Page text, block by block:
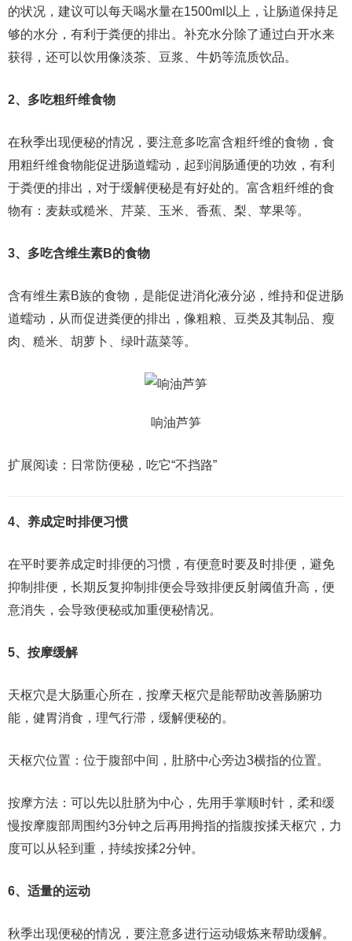
的状况，建议可以每天喝水量在1500ml以上，让肠道保持足
够的水分，有利于粪便的排出。补充水分除了通过白开水来
获得，还可以饮用像淡茶、豆浆、牛奶等流质饮品。
2、多吃粗纤维食物
在秋季出现便秘的情况，要注意多吃富含粗纤维的食物，食
用粗纤维食物能促进肠道蠕动，起到润肠通便的功效，有利
于粪便的排出，对于缓解便秘是有好处的。富含粗纤维的食
物有：麦麸或糙米、芹菜、玉米、香蕉、梨、苹果等。
3、多吃含维生素B的食物
含有维生素B族的食物，是能促进消化液分泌，维持和促进肠
道蠕动，从而促进粪便的排出，像粗粮、豆类及其制品、瘦
肉、糙米、胡萝卜、绿叶蔬菜等。
响油芦笋
扩展阅读：日常防便秘，吃它“不挡路”
4、养成定时排便习惯
在平时要养成定时排便的习惯，有便意时要及时排便，避免
抑制排便，长期反复抑制排便会导致排便反射阈值升高，便
意消失，会导致便秘或加重便秘情况。
5、按摩缓解
天枢穴是大肠重心所在，按摩天枢穴是能帮助改善肠腑功
能，健胃消食，理气行滞，缓解便秘的。
天枢穴位置：位于腹部中间，肚脐中心旁边3横指的位置。
按摩方法：可以先以肚脐为中心，先用手掌顺时针，柔和缓
慢按摩腹部周围约3分钟之后再用拇指的指腹按揉天枢穴，力
度可以从轻到重，持续按揉2分钟。
6、适量的运动
秋季出现便秘的情况，要注意多进行运动锻炼来帮助缓解。